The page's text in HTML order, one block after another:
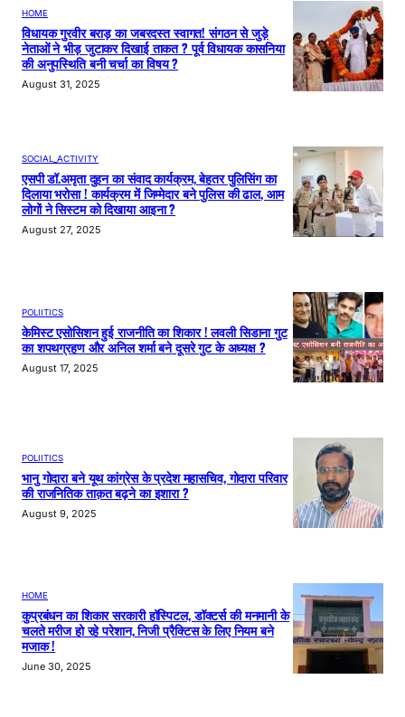
HOME
विधायक गुरवीर बराड़ का जबरदस्त स्वागत! संगठन से जुड़े
नेताओं ने भीड़ जुटाकर दिखाई ताकत ? पूर्व विधायक कासनिया
की अनुपस्थिति बनी चर्चा का विषय ?
August 31, 2025
SOCIAL_ACTIVITY
एसपी डॉ.अमृता दुहन का संवाद कार्यक्रम, बेहतर पुलिसिंग का
दिलाया भरोसा ! कार्यक्रम में जिम्मेदार बने पुलिस की ढाल, आम
लोगों ने सिस्टम को दिखाया आइना ?
August 27, 2025
POLIITICS
केमिस्ट एसोसिशन हुई राजनीति का शिकार ! लवली सिडाना गुट
का शपथग्रहण और अनिल शर्मा बने दूसरे गुट के अध्यक्ष ?
August 17, 2025
POLIITICS
भानु गोदारा बने यूथ कांग्रेस के प्रदेश महासचिव, गोदारा परिवार
की राजनितिक ताक़त बढ़ने का इशारा ?
August 9, 2025
HOME
कुप्रबंधन का शिकार सरकारी हॉस्पिटल, डॉक्टर्स की मनमानी के
चलते मरीज हो रहे परेशान, निजी प्रैक्टिस के लिए नियम बने
मजाक !
June 30, 2025